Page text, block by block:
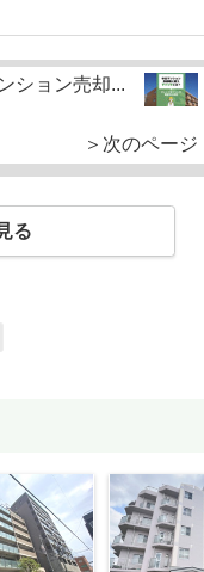
ション売却...
＞次のページ
る